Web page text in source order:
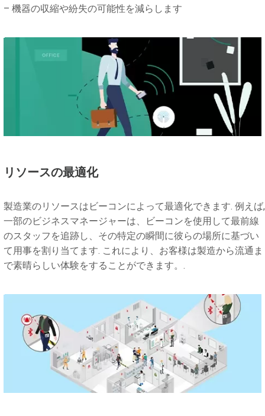
– 機器の収縮や紛失の可能性を減らします
リソースの最適化
製造業のリソースはビーコンによって最適化できます. 例えば,
一部のビジネスマネージャーは、ビーコンを使用して最前線
のスタッフを追跡し、その特定の瞬間に彼らの場所に基づい
て用事を割り当てます. これにより、お客様は製造から流通ま
で素晴らしい体験をすることができます。.